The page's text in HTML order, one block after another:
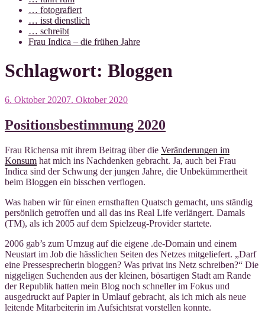
… fotografiert
… isst dienstlich
… schreibt
Frau Indica – die frühen Jahre
Schlagwort: Bloggen
Veröffentlicht
6. Oktober 20207. Oktober 2020
Positionsbestimmung 2020
Frau Richensa mit ihrem Beitrag über die Veränderungen im
Konsum hat mich ins Nachdenken gebracht. Ja, auch bei Frau
Indica sind der Schwung der jungen Jahre, die Unbekümmertheit
beim Bloggen ein bisschen verflogen.
Was haben wir für einen ernsthaften Quatsch gemacht, uns ständig
persönlich getroffen und all das ins Real Life verlängert. Damals
(TM), als ich 2005 auf dem Spielzeug-Provider startete.
2006 gab’s zum Umzug auf die eigene .de-Domain und einem
Neustart im Job die hässlichen Seiten des Netzes mitgeliefert. „Darf
eine Pressesprecherin bloggen? Was privat ins Netz schreiben?“ Die
niggeligen Suchenden aus der kleinen, bösartigen Stadt am Rande
der Republik hatten mein Blog noch schneller im Fokus und
ausgedruckt auf Papier in Umlauf gebracht, als ich mich als neue
leitende Mitarbeiterin im Aufsichtsrat vorstellen konnte.